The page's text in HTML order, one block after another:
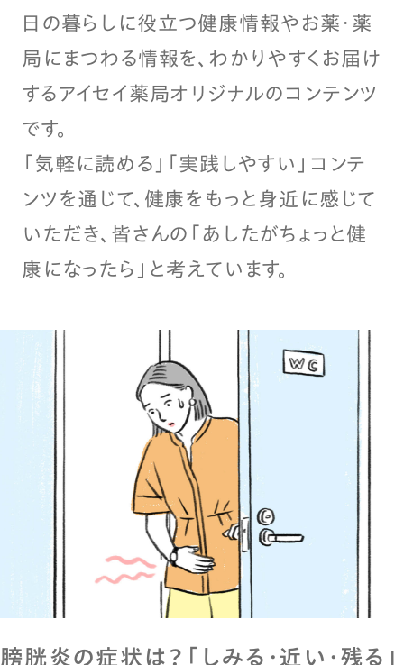
日の暮らしに役立つ健康情報やお薬・薬
局にまつわる情報を、わかりやすくお届け
するアイセイ薬局オリジナルのコンテンツ
です。
「気軽に読める」「実践しやすい」コンテ
ンツを通じて、健康をもっと身近に感じて
いただき、皆さんの「あしたがちょっと健
康になったら」と考えています。
膀胱炎の症状は？「しみる・近い・残る」